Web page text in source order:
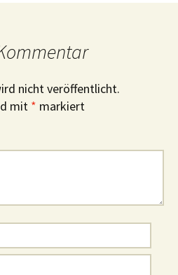
nicht veröffentlicht.
mit * markiert